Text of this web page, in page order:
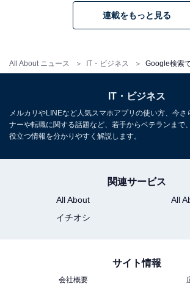
All About ニュース IT・ビジネス
連載をもっと見る
IT・ビジネス
メルカリやLINEなど人気スマホアプリの使い方、今さ
ナーや転職に関する話題など、若手からベテランまで
役立つ情報を分かりやすく解説します。
関連サービス
All About
All
イチオシ
サイト情報
会社概要